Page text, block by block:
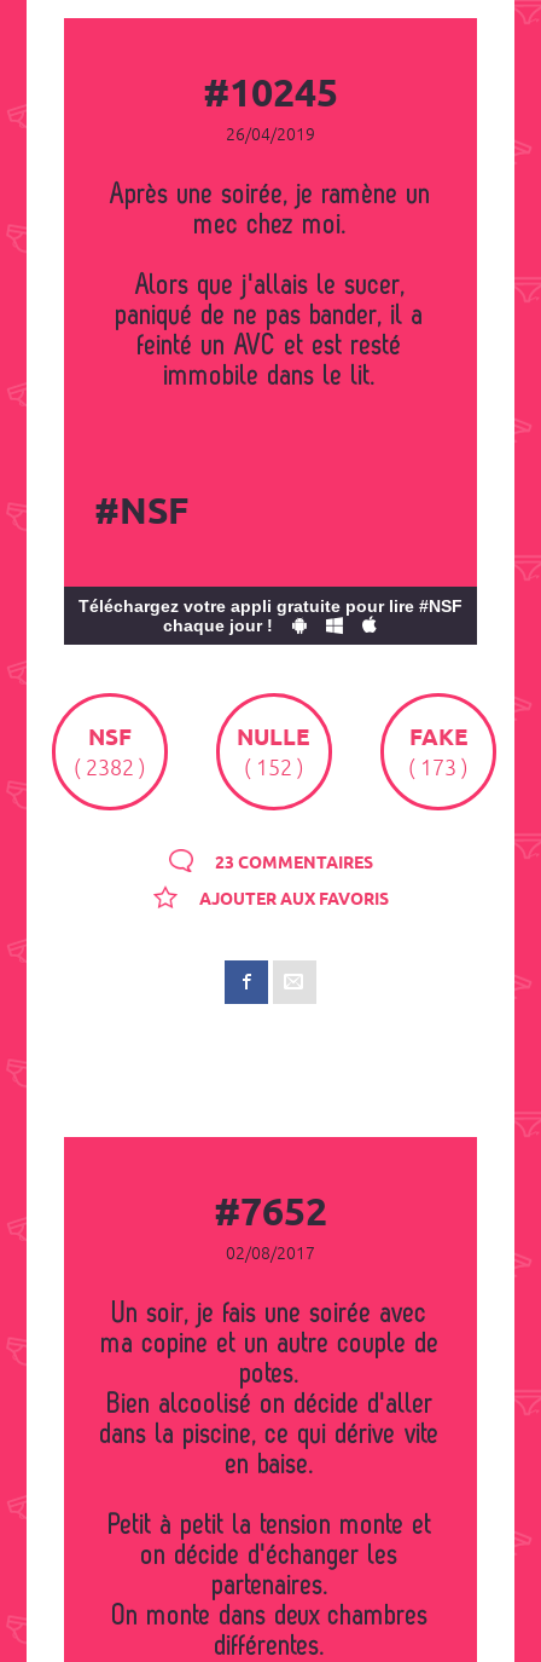
#10245
26/04/2019
Après une soirée, je ramène un
mec chez moi.
Alors que j'allais le sucer,
paniqué de ne pas bander, il a
feinté un AVC et est resté
immobile dans le lit.
#NSF
Téléchargez votre appli gratuite pour lire #NSF
chaque jour !
NSF
( 2382 )
NULLE
( 152 )
FAKE
( 173 )
23 COMMENTAIRES
AJOUTER AUX FAVORIS
#7652
02/08/2017
Un soir, je fais une soirée avec
ma copine et un autre couple de
potes.
Bien alcoolisé on décide d'aller
dans la piscine, ce qui dérive vite
en baise.
Petit à petit la tension monte et
on décide d'échanger les
partenaires.
On monte dans deux chambres
différentes.